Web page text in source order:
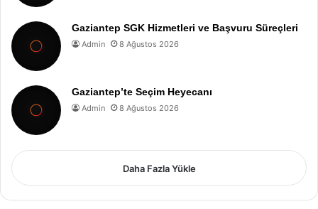
Gaziantep SGK Hizmetleri ve Başvuru Süreçleri
Admin 8 Ağustos 2026
Gaziantep’te Seçim Heyecanı
Admin 8 Ağustos 2026
Daha Fazla Yükle